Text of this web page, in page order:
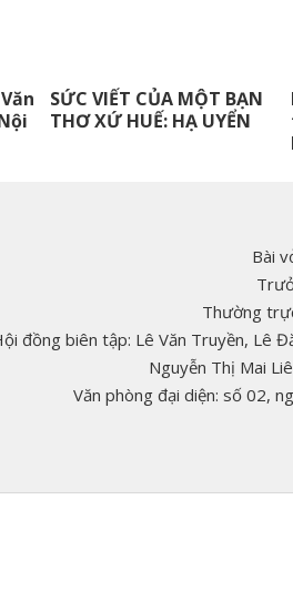
SỨC VIẾT CỦA MỘT BẠN
THƠ XỨ HUẾ: HẠ UYỂN
Bài
Thường
đồng biên tập: Lê Văn Truyền, Lê
Nguyễn Thị Mai
Văn phòng đại diện: số 02,